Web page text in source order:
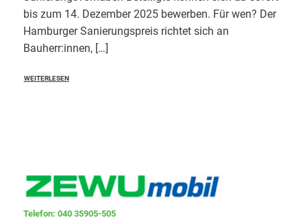
bis zum 14. Dezember 2025 bewerben. Für wen? Der
Hamburger Sanierungspreis richtet sich an
Bauherr:innen, […]
WEITERLESEN
Telefon: 040 35905-505